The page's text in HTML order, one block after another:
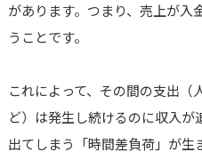
があります。つまり、売上が入
うことです。
これによって、その間の支出（
ど）は発生し続けるのに収入
出てしまう「時間差負荷」が生